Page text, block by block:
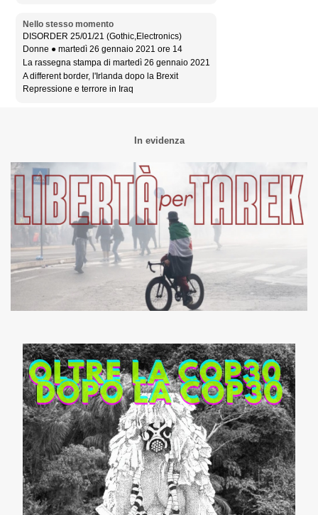
Nello stesso momento
DISORDER 25/01/21 (Gothic,Electronics)
Donne ● martedì 26 gennaio 2021 ore 14
La rassegna stampa di martedì 26 gennaio 2021
A different border, l'Irlanda dopo la Brexit
Repressione e terrore in Iraq
In evidenza